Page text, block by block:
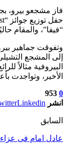
“فيفا”، والمقام
وتفوقت جماهير
إلى المشجع
البيروفية مثالاً
الأخير، وتواجدت
0
953
انشر Linkedin
السابق
عادل امام فى